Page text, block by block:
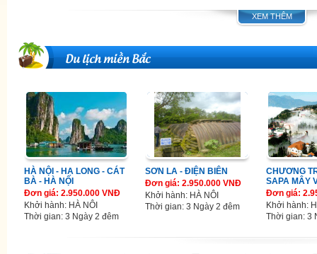
XEM THÊM
Du lịch miền Bắc
HÀ NỘI - HẠ LONG - CÁT
BÀ - HÀ NỘI
Đơn giá: 2.950.000 VNĐ
Khởi hành: HÀ NÔI
Thời gian: 3 Ngày 2 đêm
SƠN LA - ĐIỆN BIÊN
Đơn giá: 2.950.000 VNĐ
Khởi hành: HÀ NÔI
Thời gian: 3 Ngày 2 đêm
CHƯƠNG
SAPA MÂY
Đơn giá:
Khởi hành:
Thời gian: 3